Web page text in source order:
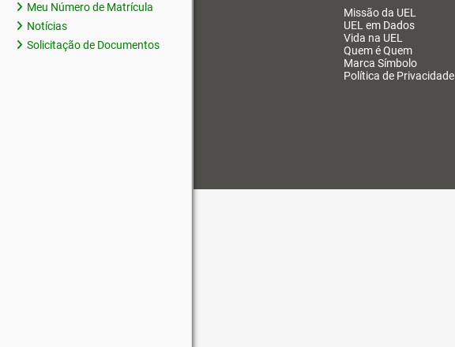
Meu Número de Matrícula
Notícias
Solicitação de Documentos
Missão da UEL
UEL em Dados
Vida na UEL
Quem é Quem
Marca Símbolo
Política de Privacidade